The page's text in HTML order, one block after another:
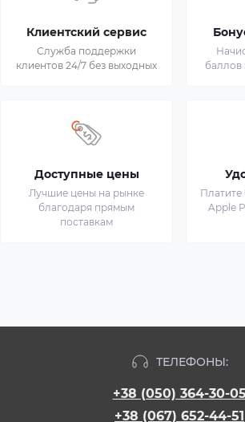
Клиентский сервис
Служба поддержки
клиентов 24/7 без выходных
баллов
Доступные цены
Лучшие цены на рынке
благодаря прямым
поставкам
Платите
Apple
ТЕЛЕФОНЫ:
+38 (050) 364-30-05
+38 (067) 652-44-51